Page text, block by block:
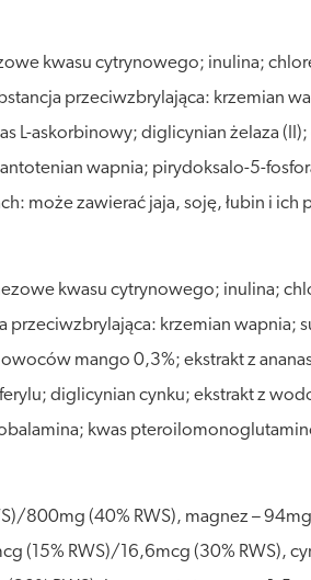
kwasu cytrynowego; inulina;
przeciwzbrylająca: krzemian
L-askorbinowy; diglicynian żelaza
wapnia; pirydoksalo-5-
może zawierać jaja, soję, łubin i ich
kwasu cytrynowego; inulina;
przeciwzbrylająca: krzemian wapnia;
mango 0,3%; ekstrakt z
diglicynian cynku; ekstrakt z
kwas
800mg (40% RWS), magnez –
RWS)/16,6mcg (30% RWS),